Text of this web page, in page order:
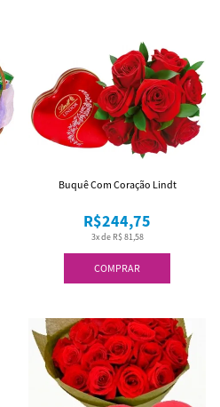
COMPRAR
3x de R$ 81,58
R$244,75
Buquê Com Coração Lindt